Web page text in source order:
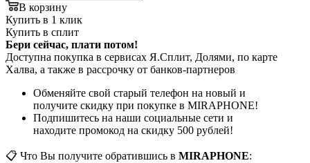
В корзину
Купить в 1 клик
Купить в сплит
Бери сейчас, плати потом!
Доступна покупка в сервисах Я.Сплит, Долями, по карте
Халва, а также в рассрочку от банков-партнеров
Обменяйте свой старый телефон на новый и
получите скидку при покупке в MIRAPHONE!
Подпишитесь на наши социальные сети и
находите промокод на скидку 500 рублей!
📋 Что Вы получите обратившись в MIRAPHONE: